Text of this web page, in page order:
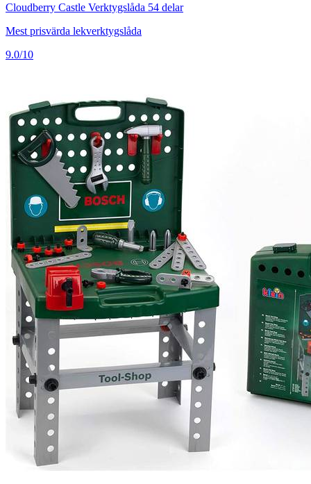
Cloudberry Castle Verktygslåda 54 delar
Mest prisvärda lekverktygslåda
9.0/10